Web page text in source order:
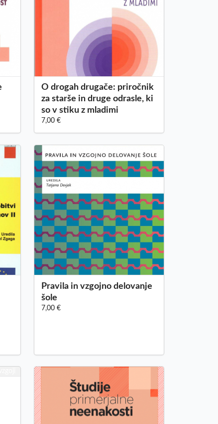
O drogah drugače: priročnik
za starše in druge odrasle, ki
so v stiku z mladimi
7,00 €
Pravila in vzgojno delovanje
šole
7,00 €